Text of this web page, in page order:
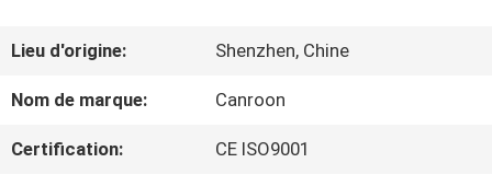
PROPOS
DE
NOUS
Lieu d'origine: Shenzhen, Chine
Nom de marque: Canroon
Certification: CE ISO9001